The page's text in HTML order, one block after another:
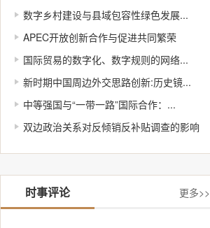
数字乡村建设与县域包容性绿色发展...
APEC开放创新合作与促进共同繁荣
国际贸易的数字化、数字规则的网络...
新时期中国周边外交思路创新:历史镜...
中等强国与“一带一路”国际合作：...
双边政治关系对反倾销反补贴调查的影响
时事评论 更多>>